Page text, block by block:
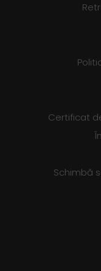
Certificat
Schimbă